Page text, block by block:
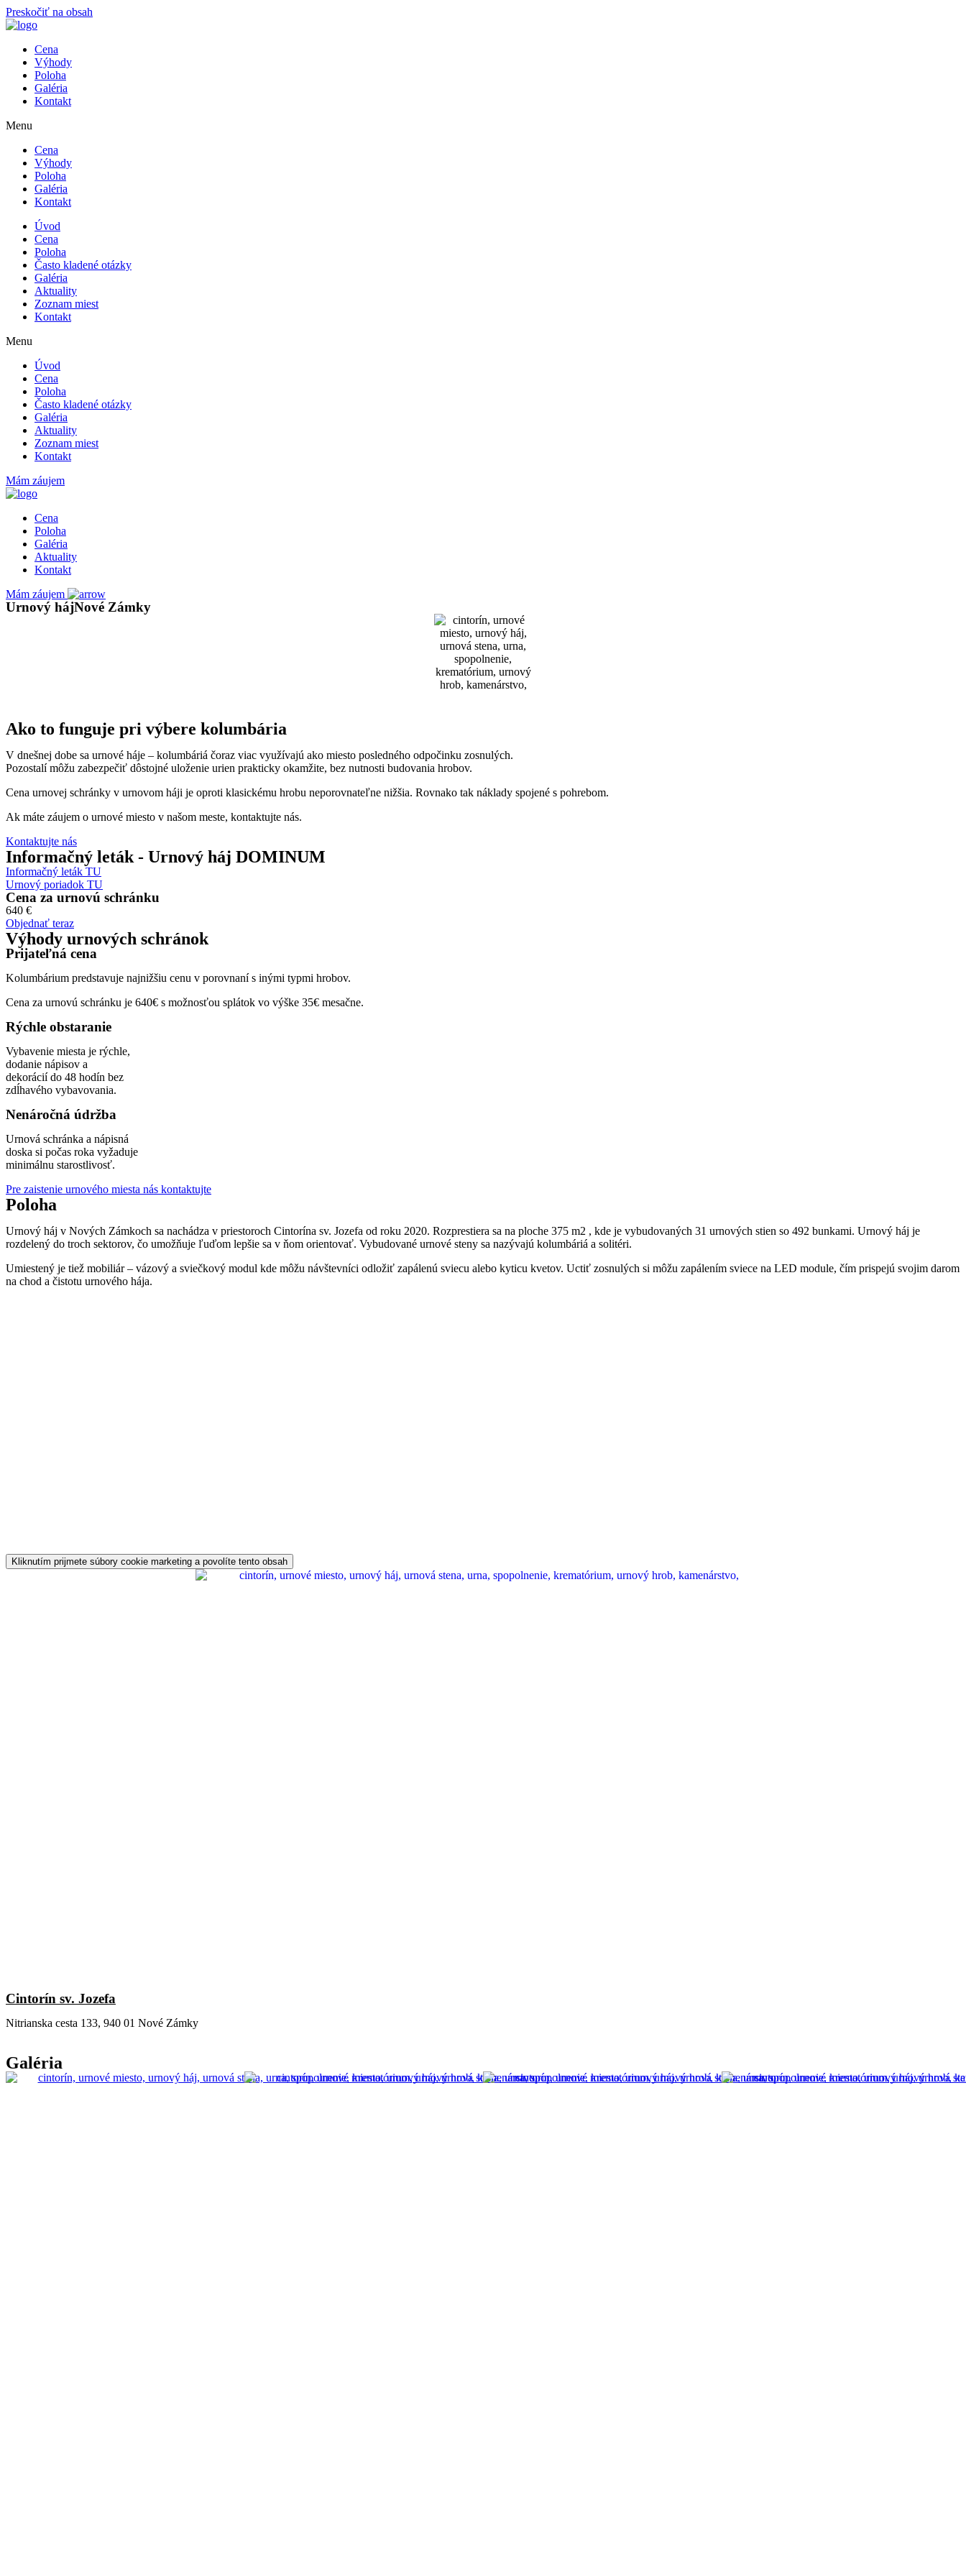
Preskočiť na obsah
Cena
Výhody
Poloha
Galéria
Kontakt
Menu
Cena
Výhody
Poloha
Galéria
Kontakt
Úvod
Cena
Poloha
Často kladené otázky
Galéria
Aktuality
Zoznam miest
Kontakt
Menu
Úvod
Cena
Poloha
Často kladené otázky
Galéria
Aktuality
Zoznam miest
Kontakt
Mám záujem
Cena
Poloha
Galéria
Aktuality
Kontakt
Mám záujem
Urnový hájNové Zámky
Ako to funguje pri výbere kolumbária
V dnešnej dobe sa urnové háje – kolumbáriá čoraz viac využívajú ako miesto posledného odpočinku zosnulých.
Pozostalí môžu zabezpečiť dôstojné uloženie urien prakticky okamžite, bez nutnosti budovania hrobov.
Cena urnovej schránky v urnovom háji je oproti klasickému hrobu neporovnateľne nižšia. Rovnako tak náklady spojené s pohrebom.
Ak máte záujem o urnové miesto v našom meste, kontaktujte nás.
Kontaktujte nás
Informačný leták - Urnový háj DOMINUM
Informačný leták TU
Urnový poriadok TU
Cena za urnovú schránku
640 €
Objednať teraz
Výhody urnových schránok
Prijateľná cena
Kolumbárium predstavuje najnižšiu cenu v porovnaní s inými typmi hrobov.
Cena za urnovú schránku je 640€ s možnosťou splátok vo výške 35€ mesačne.
Rýchle obstaranie
Vybavenie miesta je rýchle,
dodanie nápisov a
dekorácií do 48 hodín bez
zdĺhavého vybavovania.
Nenáročná údržba
Urnová schránka a nápisná
doska si počas roka vyžaduje
minimálnu starostlivosť.
Pre zaistenie urnového miesta nás kontaktujte
Poloha
Urnový háj v Nových Zámkoch sa nachádza v priestoroch Cintorína sv. Jozefa od roku 2020. Rozprestiera sa na ploche 375 m2 , kde je vybudovaných 31 urnových stien so 492 bunkami. Urnový háj je
rozdelený do troch sektorov, čo umožňuje ľuďom lepšie sa v ňom orientovať. Vybudované urnové steny sa nazývajú kolumbáriá a solitéri.
Umiestený je tiež mobiliár – vázový a sviečkový modul kde môžu návštevníci odložiť zapálenú sviecu alebo kyticu kvetov. Uctiť zosnulých si môžu zapálením sviece na LED module, čím prispejú svojim darom
na chod a čistotu urnového hája.
Kliknutím prijmete súbory cookie marketing a povolíte tento obsah
Cintorín sv. Jozefa
Nitrianska cesta 133, 940 01 Nové Zámky
Galéria